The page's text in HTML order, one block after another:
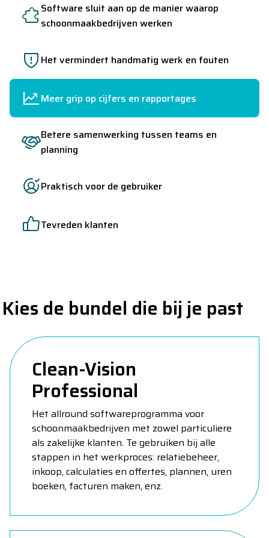
Software sluit aan op de manier waarop
schoonmaakbedrijven werken
Het vermindert handmatig werk en fouten
Meer grip op cijfers en rapportages
Betere samenwerking tussen teams en
planning
Praktisch voor de gebruiker
Tevreden klanten
Kies de bundel die bij je past
Clean-Vision
Professional
Het allround softwareprogramma voor
schoonmaakbedrijven met zowel particuliere
als zakelijke klanten. Te gebruiken bij alle
stappen in het werkproces: relatiebeheer,
inkoop, calculaties en offertes, plannen, uren
boeken, facturen maken, enz.